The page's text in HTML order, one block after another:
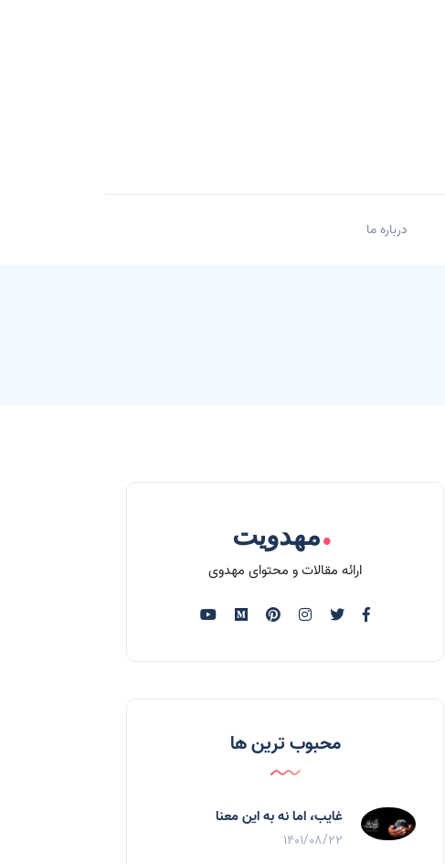
درباره ما
.مهدویت
ارائه مقالات و محتوای مهدوی
محبوب ترین ها
غایب، اما نه به اين معنا
1401/08/22